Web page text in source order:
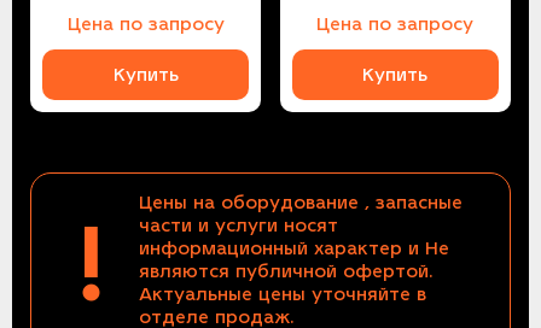
Цена по запросу
Купить
Цена по запросу
Купить
!
Цены на оборудование , запасные
части и услуги носят
информационный характер и Не
являются публичной офертой.
Актуальные цены уточняйте в
отделе продаж.